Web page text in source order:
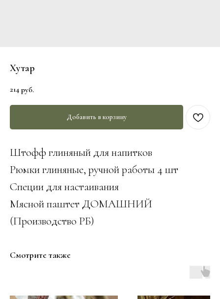
Хутар
214 руб.
Добавить в корзину
Штофф глиняный для напитков
Рюмки глиняные, ручной работы 4 шт
Специи для настаивания
Мясной паштет ДОМАШНИЙ
(Производство РБ)
Смотрите также